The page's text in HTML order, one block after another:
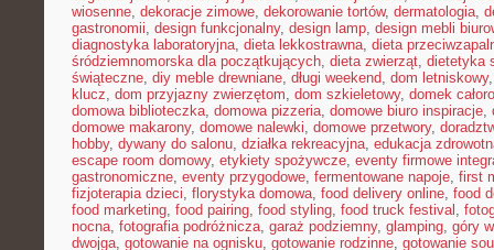
wiosenne, dekoracje zimowe, dekorowanie tortów, dermatologia,
gastronomii, design funkcjonalny, design lamp, design mebli
diagnostyka laboratoryjna, dieta lekkostrawna, dieta
śródziemnomorska dla początkujących, dieta zwierząt, dietetyka
świąteczne, diy meble drewniane, długi weekend, dom letniskowy
klucz, dom przyjazny zwierzętom, dom szkieletowy, domek
domowa biblioteczka, domowa pizzeria, domowe biuro inspiracje,
domowe makarony, domowe nalewki, domowe przetwory,
hobby, dywany do salonu, działka rekreacyjna, edukacja
escape room domowy, etykiety spożywcze, eventy firmowe
gastronomiczne, eventy przygodowe, fermentowane napoje, first
fizjoterapia dzieci, florystyka domowa, food delivery online, food
food marketing, food pairing, food styling, food truck festival ,
nocna, fotografia podróżnicza, garaż podziemny, glamping, góry
dwojga, gotowanie na ognisku, gotowanie rodzinne, gotowanie